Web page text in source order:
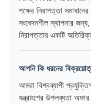
পক্ষের নিরাপত্তা
সংবেদনশীল স্থাপনার
নিরাপত্তার একটি
আপনি কি ধরনের
আমরা বিশ্বব্যাপী
যন্ত্রাংশের উপলব্ধতা